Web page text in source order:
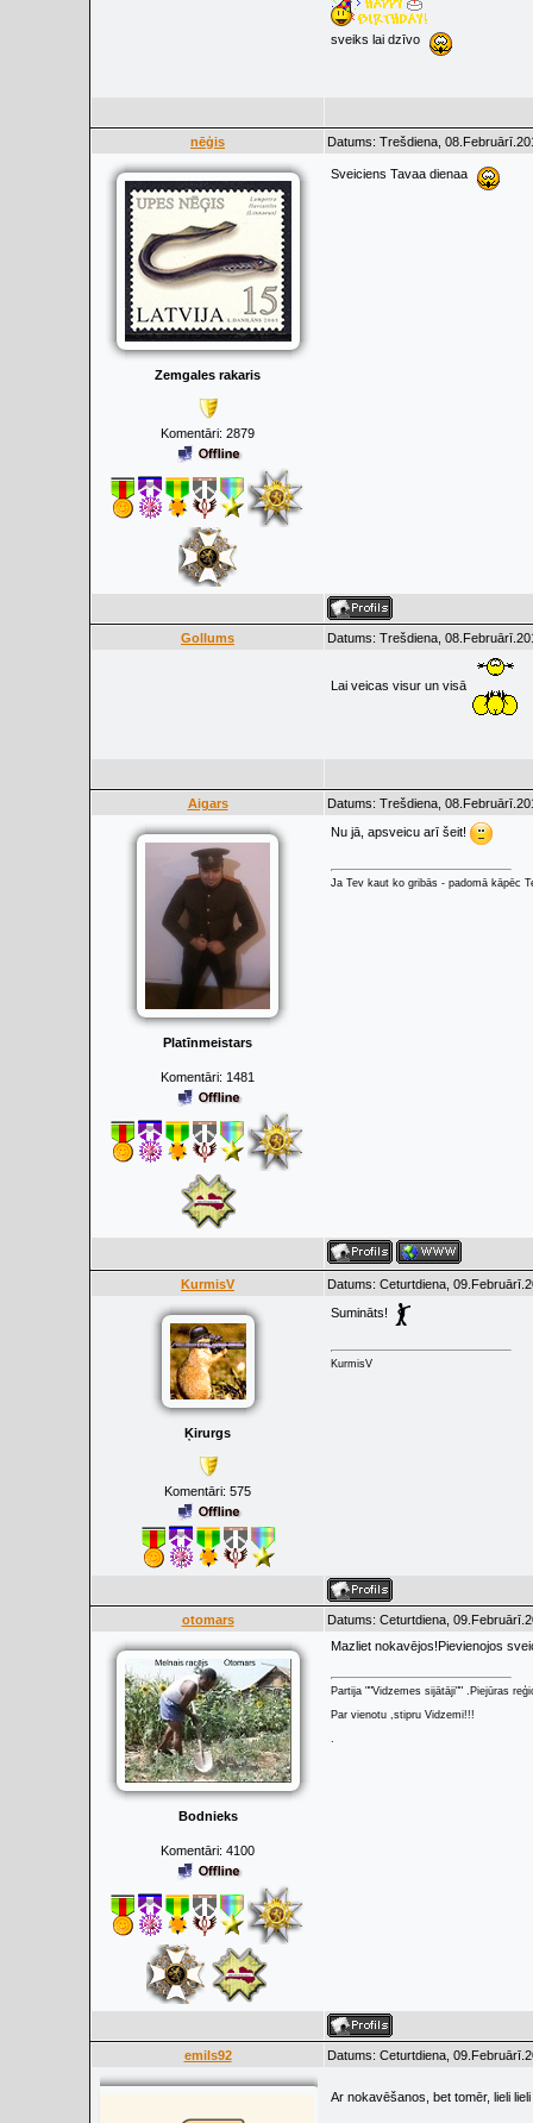
sveiks lai dzīvo
nēģis Datums: Trešdiena,
Zemgales rakaris
Komentāri: 2879
Sveiciens Tavaa dienaa
Gollums Datums: Trešdiena,
Lai veicas visur un visā
Aigars Datums: Trešdiena,
Platīnmeistars
Komentāri: 1481
Nu jā, apsveicu arī šeit!
Ja Tev kaut ko gribās - padomā kāpēc
KurmisV Datums: Ceturtdiena,
Ķirurgs
Komentāri: 575
Sumināts!
KurmisV
otomars Datums: Ceturtdiena,
Bodnieks
Komentāri: 4100
Mazliet nokavējos!Pievienojos
Partija ""Vidzemes sijātāji"" .Piejūras
Par vienotu ,stipru Vidzemi!!!
.
emils92 Datums: Ceturtdiena,
Ar nokavēšanos, bet tomēr, lieli